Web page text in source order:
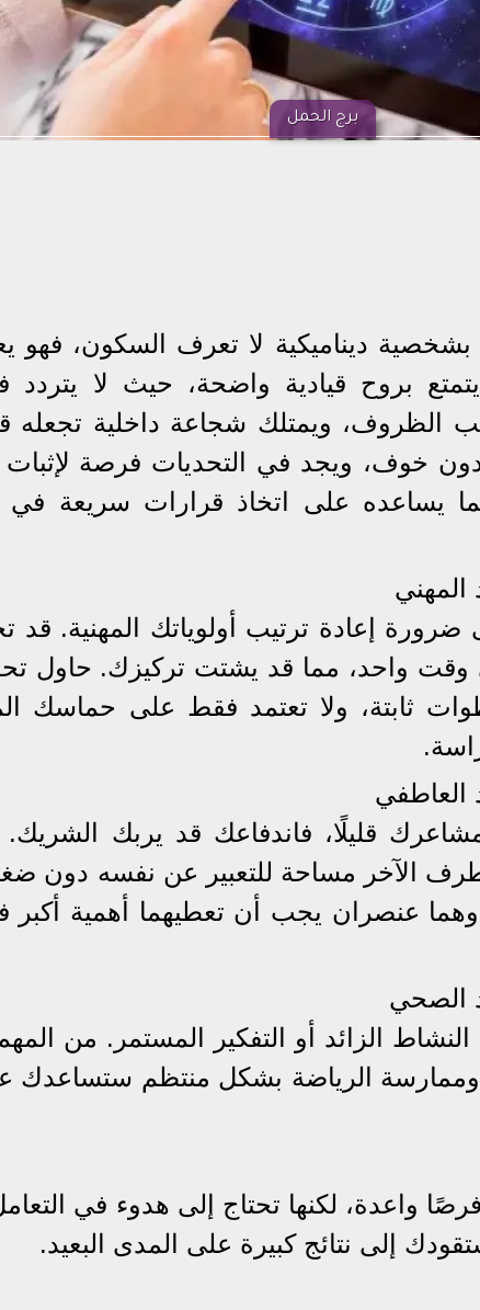
برج الحمل
بشخصية ديناميكية لا تعرف السكون، فهو
بروح قيادية واضحة، حيث لا
الظروف، ويمتلك شجاعة داخلية تجعله
خوف، ويجد في التحديات فرصة لإثبات
مما يساعده على اتخاذ قرارات سريعة
ضرورة إعادة ترتيب أولوياتك المهنية.
وقت واحد، مما قد يشتت تركيزك. حاول
ثابتة، ولا تعتمد فقط على حماسك
العاطفي
قليلًا، فاندفاعك قد يربك
الآخر مساحة للتعبير عن نفسه دون
وهما عنصران يجب أن تعطيهما أهمية أكبر
الصحي
الزائد أو التفكير المستمر. من
الرياضة بشكل منتظم ستساعدك
واعدة، لكنها تحتاج إلى هدوء في
إلى نتائج كبيرة على المدى البعيد.